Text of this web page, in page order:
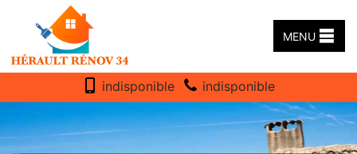
MENU
indisponible indisponible